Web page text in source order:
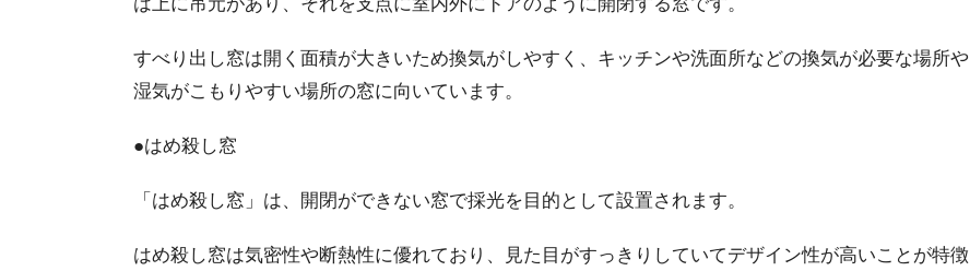
すべり出し窓は開く面積が大きいため換気がしやすく、キッチンや洗面所などの換気が必要な場所や
湿気がこもりやすい場所の窓に向いています。
●はめ殺し窓
「はめ殺し窓」は、開閉ができない窓で採光を目的として設置されます。
はめ殺し窓は気密性や断熱性に優れており、見た目がすっきりしていてデザイン性が高いことが特徴